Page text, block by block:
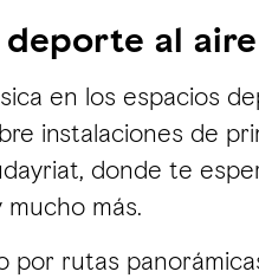
al
en los espacios
instalaciones de
donde te
más.
por rutas